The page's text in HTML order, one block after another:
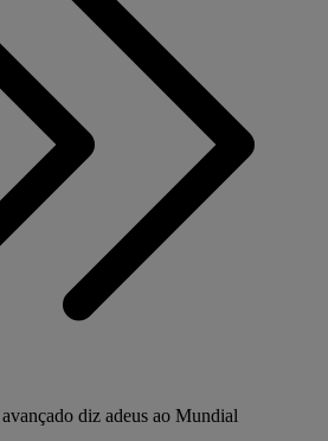
diz adeus ao Mundial